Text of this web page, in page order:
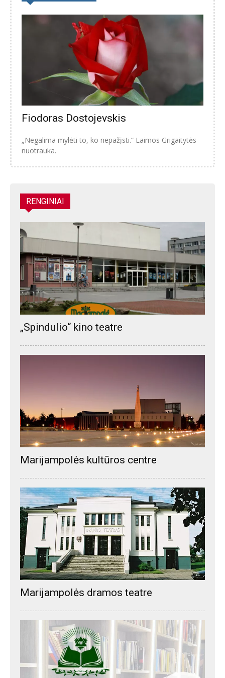
Fiodoras Dostojevskis
„Negalima mylėti to, ko nepažįsti.“ Laimos Grigaitytės
nuotrauka.
RENGINIAI
„Spindulio“ kino teatre
Marijampolės kultūros centre
Marijampolės dramos teatre